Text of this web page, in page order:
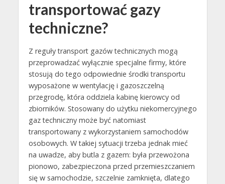
transportować gazy
techniczne?
Z reguły transport gazów technicznych mogą
przeprowadzać wyłącznie specjalne firmy, które
stosują do tego odpowiednie środki transportu
wyposażone w wentylację i gazoszczelną
przegrodę, która oddziela kabinę kierowcy od
zbiorników. Stosowany do użytku niekomercyjnego
gaz techniczny może być natomiast
transportowany z wykorzystaniem samochodów
osobowych. W takiej sytuacji trzeba jednak mieć
na uwadze, aby butla z gazem: była przewożona
pionowo, zabezpieczona przed przemieszczaniem
się w samochodzie, szczelnie zamknięta, dlatego